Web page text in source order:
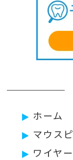
ホーム
マウス
ワイヤ